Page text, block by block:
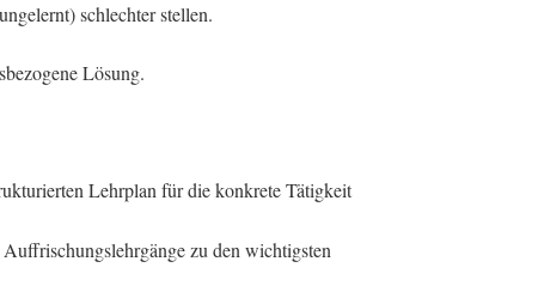
schlechter stellen.
Lösung.
Lehrplan für die konkrete Tätigkeit
zu den wichtigsten